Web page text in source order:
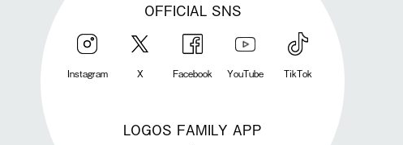
OFFICIAL SNS
Instagram X Facebook YouTube TikTok
LOGOS FAMILY APP